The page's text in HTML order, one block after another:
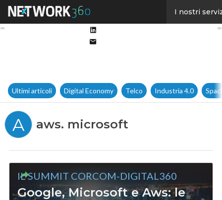
I nostri
Ultimi articoli Digital Economy Telco Industria 4.0
A aws. microsoft
IL SUMMIT CORCOM-DIGITAL360
Google, Microsoft e Aws: le